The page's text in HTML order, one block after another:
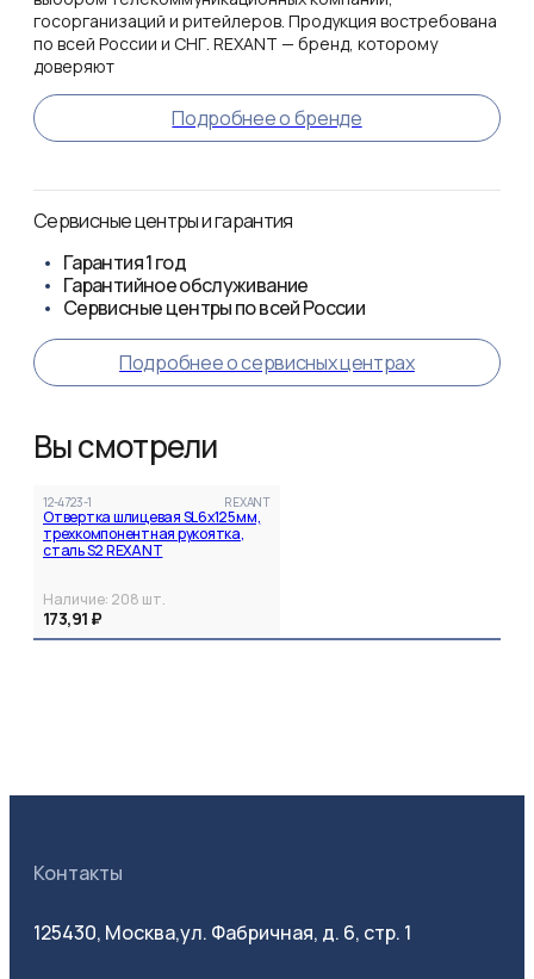
госорганизаций и ритейлеров. Продукция востребована
по всей России и СНГ. REXANT — бренд, которому
доверяют
Подробнее о бренде
Сервисные центры и гарантия
Гарантия1 год
Гарантийное обслуживание
Сервисные центры по всей России
Подробнее о сервисных центрах
Вы смотрели
12-4723-1 REXANT
Отвертка шлицевая SL6х125мм,
трехкомпонентная рукоятка,
сталь S2 REXANT
Наличие: 208 шт.
173,91 ₽
Контакты
125430, Москва,ул. Фабричная, д. 6, стр. 1